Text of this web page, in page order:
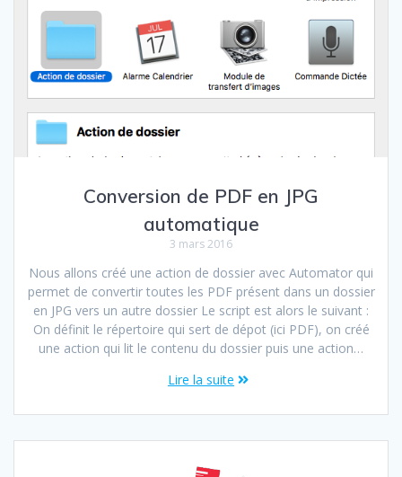
Conversion de PDF en JPG
automatique
3 mars 2016
Nous allons créé une action de dossier avec Automator qui
permet de convertir toutes les PDF présent dans un dossier
en JPG vers un autre dossier Le script est alors le suivant :
On définit le répertoire qui sert de dépot (ici PDF), on créé
une action qui lit le contenu du dossier puis une action…
Lire la suite